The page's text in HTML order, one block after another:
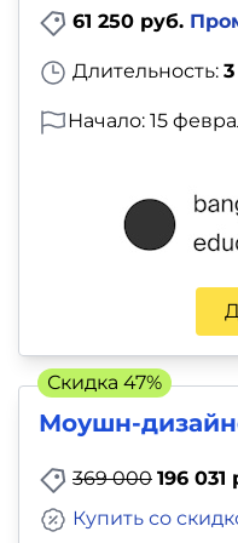
61 250 руб.
Длительность:
Начало: 15
Моушн-
369 000 196 031
Купить со
Скидка 47%